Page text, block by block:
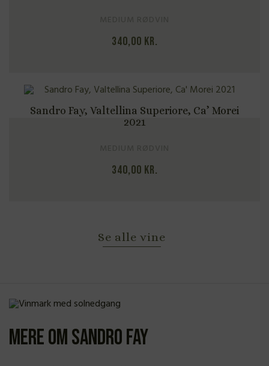
340,00 kr.
Sandro Fay, Valtellina Superiore, Ca’ Morei
2021
340,00 kr.
Se alle vine
Mere om Sandro Fay